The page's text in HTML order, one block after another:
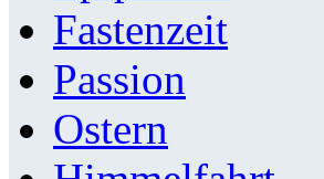
Fastenzeit
Passion
Ostern